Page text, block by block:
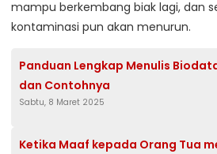
mampu berkembang biak lagi, dan
kontaminasi pun akan menurun.
Panduan Lengkap Menulis
dan Contohnya
Sabtu, 8 Maret 2025
Ketika Maaf kepada Orang Tua